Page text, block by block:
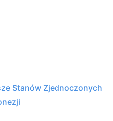
Stanów Zjednoczonych